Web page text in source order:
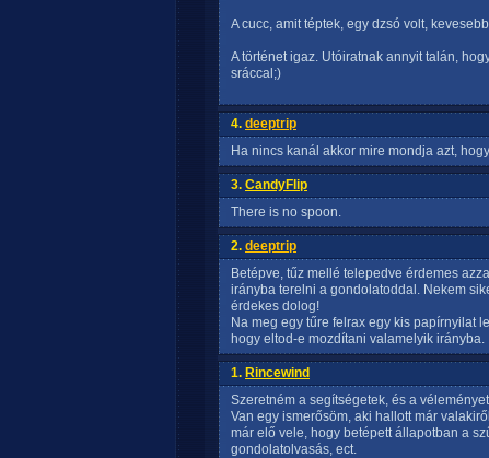
A cucc, amit téptek, egy dzsó volt,
A történet igaz. Utóiratnak annyit talán,
sráccal;)
4. deeptrip
Ha nincs kanál akkor mire mondja azt,
3. CandyFlip
There is no spoon.
2. deeptrip
Betépve, tűz mellé telepedve érdemes
irányba terelni a gondolatoddal. Nekem
érdekes dolog!
Na meg egy tűre felrax egy kis papírnyilat
hogy eltod-e mozdítani valamelyik irányba.
1. Rincewind
Szeretném a segítségetek, és a
Van egy ismerősöm, aki hallott már
már elő vele, hogy betépett állapotban a
gondolatolvasás, ect.